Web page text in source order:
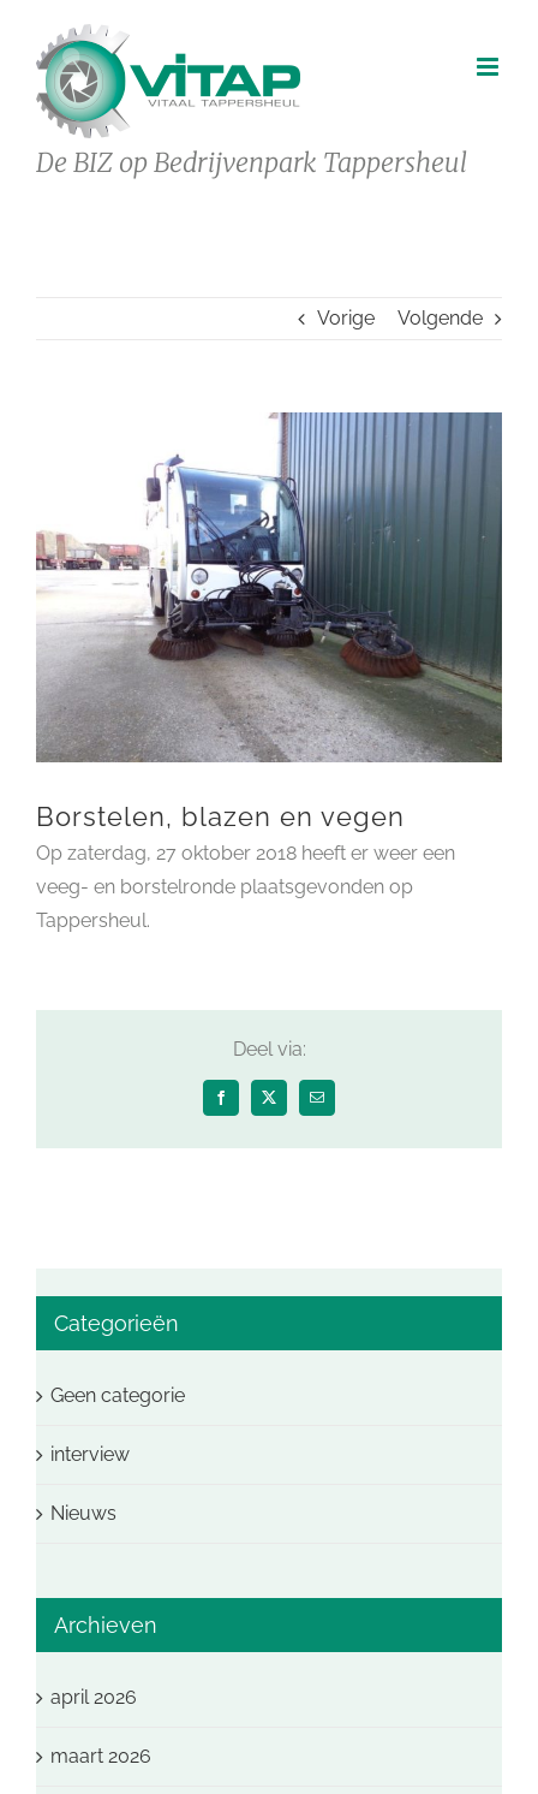
inhoud
De BIZ op Bedrijvenpark Tappersheul
Vorige Volgende
Borstelen, blazen en vegen
Op zaterdag, 27 oktober 2018 heeft er weer een
veeg- en borstelronde plaatsgevonden op
Tappersheul.
Deel via:
Facebook
X
E-
mail
Categorieën
Geen categorie
interview
Nieuws
Archieven
april 2026
maart 2026